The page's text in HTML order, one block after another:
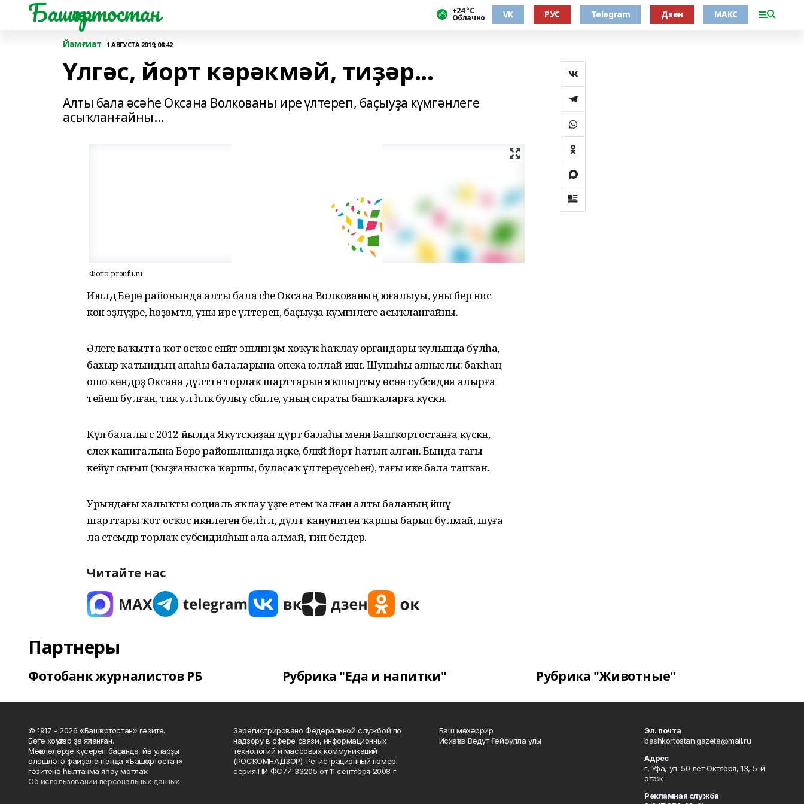
Башҡортостан +24 °С
Облачно VK РУС Telegram Дзен МАКС
Йәмғиәт 1 АВГУСТА 2019, 08:42
Үлгәс, йорт кәрәкмәй, тиҙәр...
Алты бала әсәһе Оксана Волкованы ире үлтереп, баҫыуҙа күмгәнлеге
асыҡланғайны...
Фото: proufu.ru
Июлдә Бөрө районында алты бала әсәһе Оксана Волкованың юғалыуы, уны бер нисә
көн эҙләүҙәре, һөҙөмтәлә, уны ире үлтереп, баҫыуҙа күмгәнлеге асыҡланғайны.
Әлеге ваҡытта ҡот осҡос енәйәт эшләгән әҙәм хоҡуҡ һаҡлау органдары ҡулында булһа,
бахыр ҡатындың апаһы балаларына опека юллай икән. Шуныһы аяныслы: баҡһаң
ошо көндәрҙә Оксана дәүләттән торлаҡ шарттарын яҡшыртыу өсөн субсидия алырға
тейеш булған, тик ул һәләк булыу сәбәпле, уның сираты башҡаларға күскән.
Күп балалы әсә 2012 йылда Якутскиҙан дүрт балаһы менән Башҡортостанға күскән,
әсәлек капиталына Бөрө районынында иҫке, бәләкәй йорт һатып алған. Бында тағы
кейәүгә сығып (ҡыҙғанысҡа ҡаршы, буласаҡ үлтереүсеһенә), тағы ике бала тапҡан.
Урындағы халыҡты социаль яҡлау үҙәге етем ҡалған алты баланың йәшәү
шарттары ҡот осҡос икәнлеген белһә лә, дәүләт ҡануниәтенә ҡаршы барып булмай, шуға
ла етемдәр торлаҡ субсидияһын ала алмай, тип белдерә.
Читайте нас
Партнеры
Фотобанк журналистов РБ Рубрика "Еда и напитки" Рубрика "Животные"
© 1917 - 2026 «Башҡортостан» гәзите.
Бөтә хоҡуҡтар ҙа яҡланған.
Мәҡәләләрҙе күсереп баҫҡанда, йә уларҙы
өлөшләтә файҙаланғанда «Башҡортостан»
гәзитенә һылтанма яһау мотлаҡ.
Об использовании персональных данных
Зарегистрировано Федеральной службой по
надзору в сфере связи, информационных
технологий и массовых коммуникаций
(РОСКОМНАДЗОР). Регистрационный номер:
серия ПИ ФС77-33205 от 11 сентября 2008 г.
Баш мөхәррир
Исхаҡов Вәдүт Ғәйфулла улы
Эл. почта
bashkortostan.gazeta@mail.ru
Адрес
г. Уфа, ул. 50 лет Октября, 13, 5-й
этаж
Рекламная служба